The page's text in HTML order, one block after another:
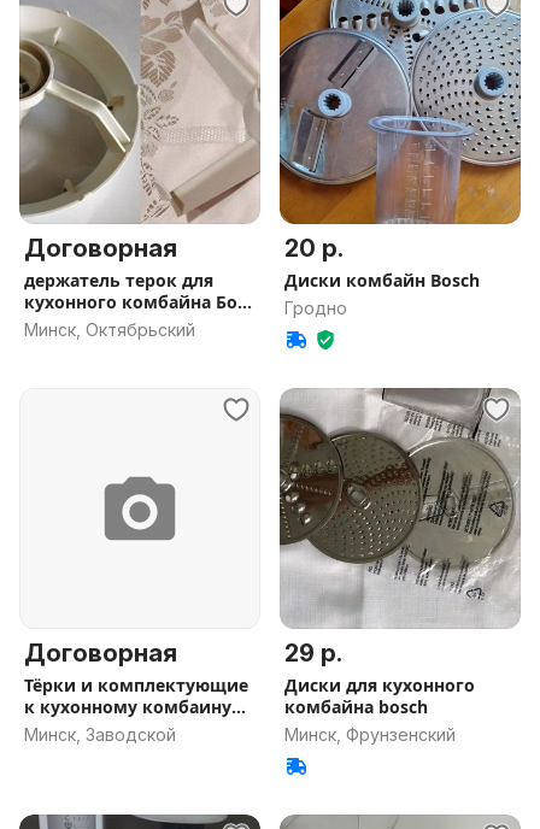
Договорная
держатель терок для
кухонного комбайна Бош
Bosch
Минск, Октябрьский
20 р.
Диски комбайн Bosch
Гродно
Договорная
Тёрки и комплектующие
к кухонному комбаину
Bosch
Минск, Заводской
29 р.
Диски для кухонного
комбайна bosch
Минск, Фрунзенский